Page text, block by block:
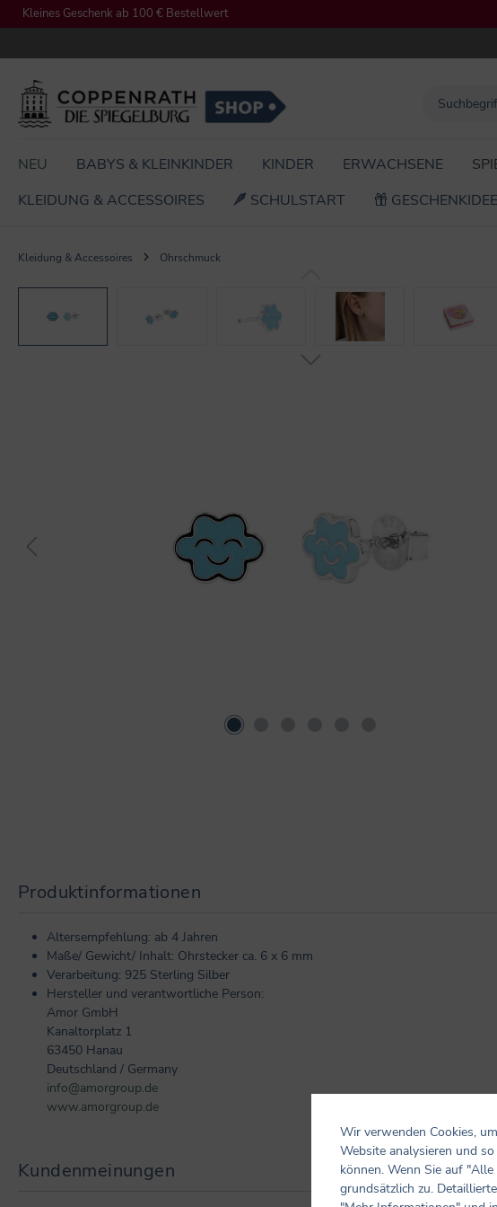
Zur Hauptnavigation springen
Kleines Geschenk ab 100 € Bestellwert
NEU BABYS & KLEINKINDER KINDER ERWACHSENE
KLEIDUNG & ACCESSOIRES
SCHULSTART
Kleidung & Accessoires Ohrschmuck
Produktinformationen
Altersempfehlung: ab 4 Jahren
Maße/ Gewicht/ Inhalt: Ohrstecker ca. 6 x 6 mm
Verarbeitung: 925 Sterling Silber
Hersteller und verantwortliche Person:
Amor GmbH
Kanaltorplatz 1
63450 Hanau
Deutschland / Germany
info@amorgroup.de
www.amorgroup.de
Kundenmeinungen
Wir verwenden Cookies,
Website analysieren und
können. Wenn Sie auf
grundsätzlich zu.